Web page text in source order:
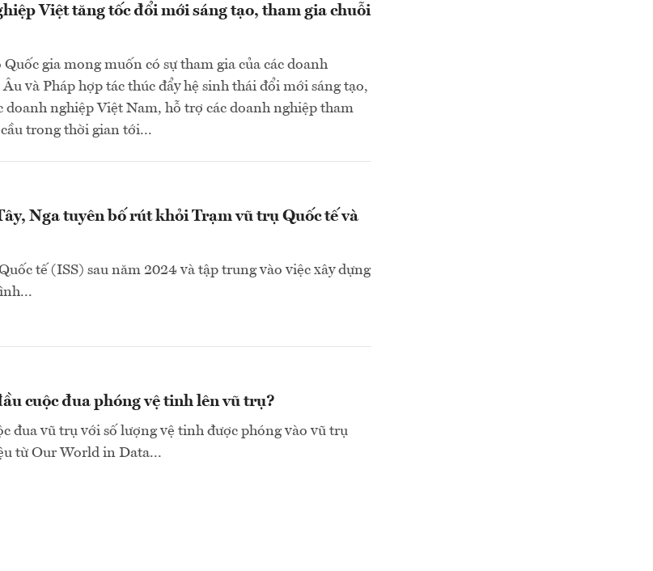
Việt tăng tốc đổi mới sáng tạo, tham gia chuỗi
gia mong muốn có sự tham gia của các doanh
và Pháp hợp tác thúc đẩy hệ sinh thái đổi mới sáng tạo,
doanh nghiệp Việt Nam, hỗ trợ các doanh nghiệp tham
trong thời gian tới...
Nga tuyên bố rút khỏi Trạm vũ trụ Quốc tế và
tế (ISS) sau năm 2024 và tập trung vào việc xây dựng
cuộc đua phóng vệ tinh lên vũ trụ?
đua vũ trụ với số lượng vệ tinh được phóng vào vũ trụ
từ Our World in Data...